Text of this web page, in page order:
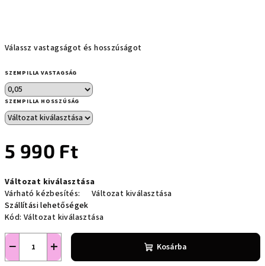
Válassz vastagságot és hosszúságot
SZEMPILLA VASTAGSÁG
SZEMPILLA HOSSZÚSÁG
5 990 Ft
Változat kiválasztása
Várható kézbesítés:
Változat kiválasztása
Szállítási lehetőségek
Kód: Változat kiválasztása
+
− Kosárba